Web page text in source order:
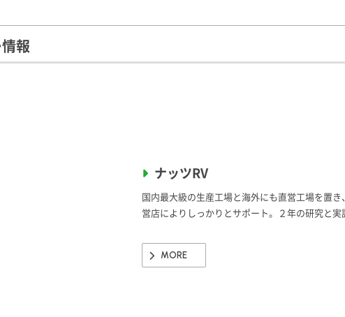
報
ナッツRV
国内最大級の生産工場と海外にも直営工場を置
営店によりしっかりとサポート。２年の研究と
MORE